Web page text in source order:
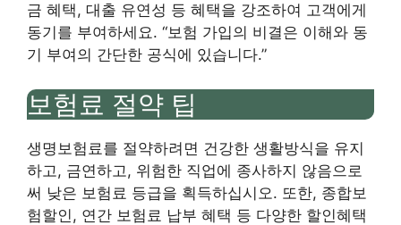
금 혜택, 대출 유연성 등 혜택을 강조하여 고객에게
동기를 부여하세요. “보험 가입의 비결은 이해와 동
기 부여의 간단한 공식에 있습니다.”
보험료 절약 팁
생명보험료를 절약하려면 건강한 생활방식을 유지
하고, 금연하고, 위험한 직업에 종사하지 않음으로
써 낮은 보험료 등급을 획득하십시오. 또한, 종합보
험할인, 연간 보험료 납부 혜택 등 다양한 할인혜택